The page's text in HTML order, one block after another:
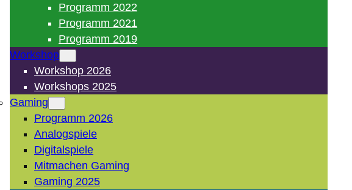
Programm 2022
Programm 2021
Programm 2019
Workshop
Workshop 2026
Workshops 2025
Gaming
Programm 2026
Analogspiele
Digitalspiele
Mitmachen Gaming
Gaming 2025